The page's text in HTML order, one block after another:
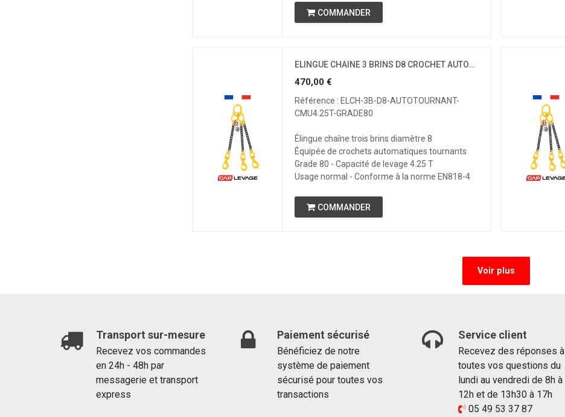
COMMANDER
ELINGUE CHAINE 3 BRINS D8 CROCHET AUTOMATIQUE TOURNANT CMU 4.25 T GRADE 80
470,00€
Référence : ELCH-3B-D8-AUTOTOURNANT-
CMU4.25T-GRADE80
Élingue chaîne trois brins diamètre 8
Équipée de crochets automatiques tournants
Grade 80 - Capacité de levage 4.25 T
Usage normal - Conforme à la norme EN818-4
COMMANDER
Voir plus
Transport sur-mesure
Recevez vos commandes
en 24h - 48h par
messagerie et transport
express
Paiement sécurisé
Bénéficiez de notre
système de paiement
sécurisé pour toutes vos
transactions
Service client
Recevez des réponses à
toutes vos questions du
lundi au vendredi de 8h à
12h et de 13h30 à 17h
05 49 53 37 87